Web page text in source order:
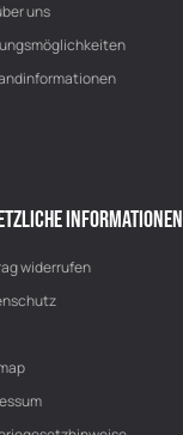
uns
INFORMATIONEN
widerrufen